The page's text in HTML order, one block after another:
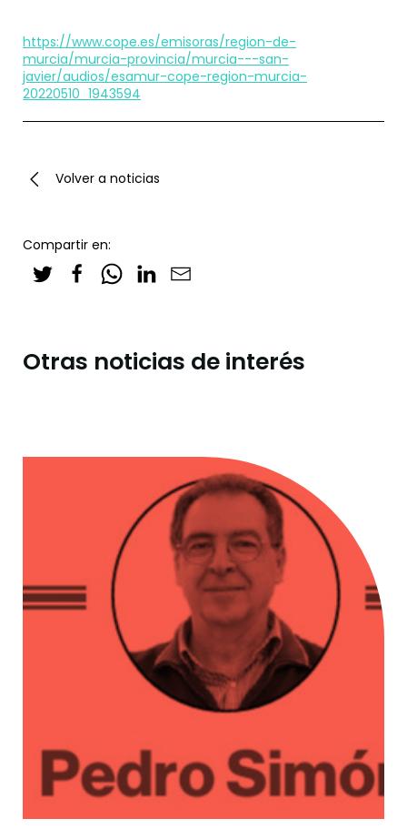
https://www.cope.es/emisoras/region-de-
murcia/murcia-provincia/murcia---san-
javier/audios/esamur-cope-region-murcia-
20220510_1943594
Volver a noticias
Compartir en:
Otras noticias de interés